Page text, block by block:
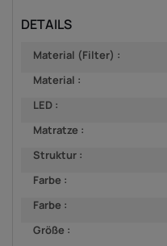
DETAILS
Material (Filter) :
Material :
LED :
Matratze :
Struktur :
Farbe :
Farbe :
Größe :